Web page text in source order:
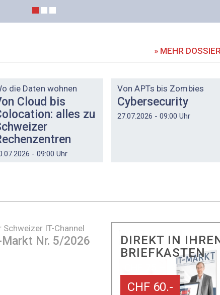
» MEHR
die Daten wohnen
Cloud bis
alles zu
- 09:00 Uhr
Von APTs bis Zombies
Cybersecurity
27.07.2026 - 09:00 Uhr
Schweizer IT-Channel
Markt Nr. 5/2026
DIREKT IN
BRIEFKASTEN
CHF 60.-